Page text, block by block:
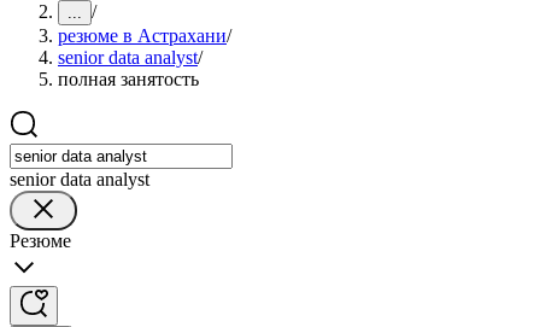
... /
резюме в Астрахани/
senior data analyst/
полная занятость
senior data analyst
Резюме